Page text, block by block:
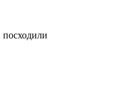
посходили